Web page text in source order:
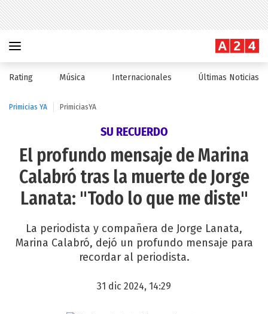
Rating Música Internacionales Últimas Noticias
Primicias YA PrimiciasYA
SU RECUERDO
El profundo mensaje de Marina
Calabró tras la muerte de Jorge
Lanata: "Todo lo que me diste"
La periodista y compañera de Jorge Lanata,
Marina Calabró, dejó un profundo mensaje para
recordar al periodista.
31 dic 2024, 14:29